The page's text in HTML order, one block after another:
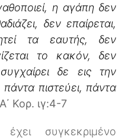
η αγάπη δεν
δεν επαίρεται,
τα εαυτής, δεν
το κακόν, δεν
δε εις την
πιστεύει, πάντα
Α΄ Κορ. ιγ:4-7
συγκεκριμένο